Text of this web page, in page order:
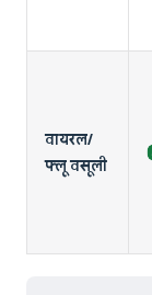
वायरल/
फ्लू वसूली